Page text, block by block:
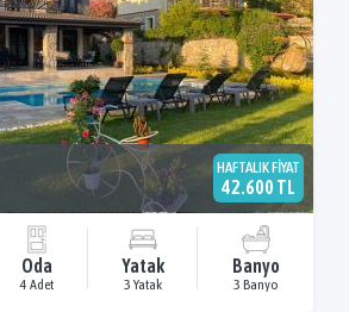
HAFTALIK FİYAT
42.600 TL
Oda
4 Adet
Yatak
3 Yatak
Banyo
3 Banyo